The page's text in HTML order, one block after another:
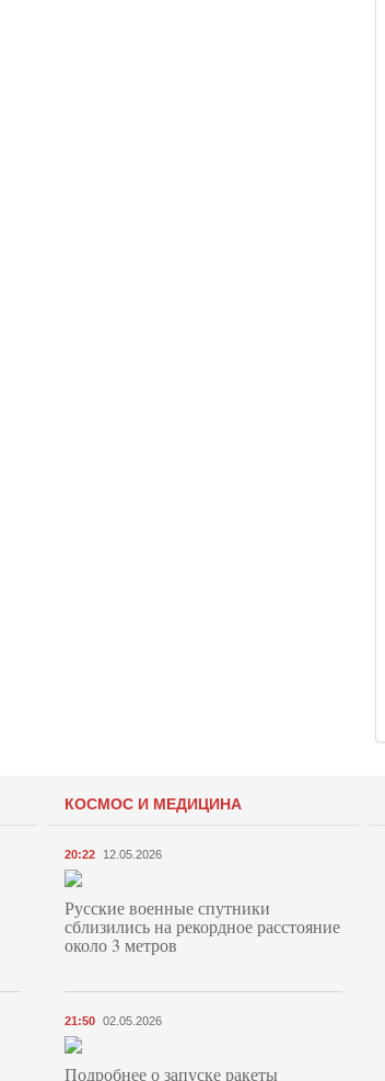
КОСМОС И МЕДИЦИНА
20:22 12.05.2026
Русские военные спутники
сблизились на рекордное расстояние
около 3 метров
21:50 02.05.2026
Подробнее о запуске ракеты